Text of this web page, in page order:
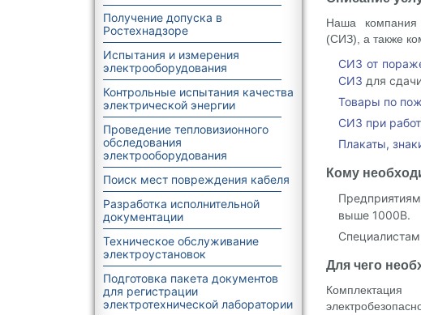
Получение допуска в
Ростехнадзоре
Испытания и измерения
электрооборудования
Контрольные испытания качества
электрической энергии
Проведение тепловизионного
обследования
электрооборудования
Поиск мест повреждения кабеля
Разработка исполнительной
документации
Техническое обслуживание
электроустановок
Подготовка пакета документов
для регистрации
электротехнической лаборатории
Наша компания
(СИЗ), а также
СИЗ от
СИЗ для
Товары по
СИЗ при
Плакаты,
Кому
выше 1000В.
Для чего